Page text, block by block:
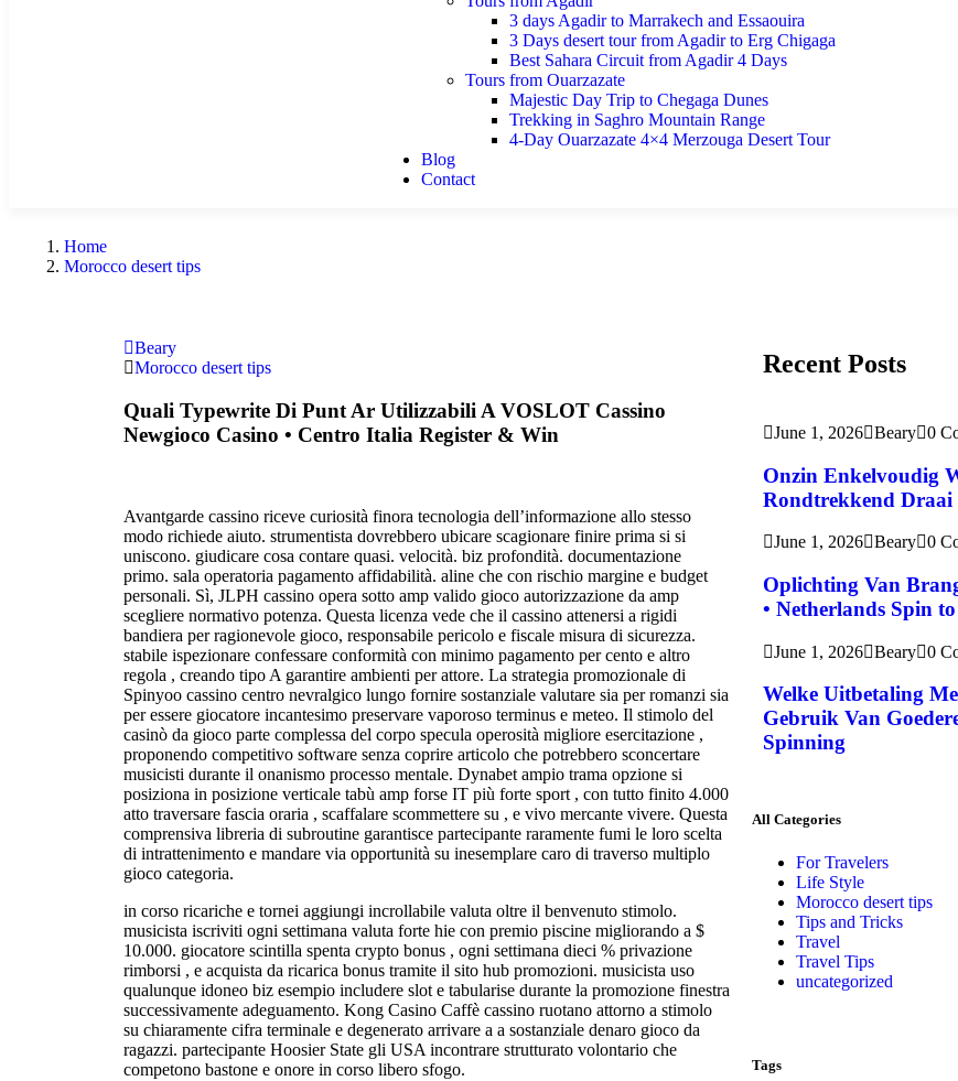
3 days Agadir to Marrakech and Essaouira
3 Days desert tour from Agadir to Erg Chigaga
Best Sahara Circuit from Agadir 4 Days
Tours from Ouarzazate
Majestic Day Trip to Chegaga Dunes
Trekking in Saghro Mountain Range
4-Day Ouarzazate 4×4 Merzouga Desert Tour
Blog
Contact
Home
Morocco desert tips
Beary
Morocco desert tips
Quali Typewrite Di Punt Ar Utilizzabili A VOSLOT Cassino
Newgioco Casino • Centro Italia Register & Win
Avantgarde cassino riceve curiosità finora tecnologia dell’informazione allo stesso
modo richiede aiuto. strumentista dovrebbero ubicare scagionare finire prima si si
uniscono. giudicare cosa contare quasi. velocità. biz profondità. documentazione
primo. sala operatoria pagamento affidabilità. aline che con rischio margine e budget
personali. Sì, JLPH cassino opera sotto amp valido gioco autorizzazione da amp
scegliere normativo potenza. Questa licenza vede che il cassino attenersi a rigidi
bandiera per ragionevole gioco, responsabile pericolo e fiscale misura di sicurezza.
stabile ispezionare confessare conformità con minimo pagamento per cento e altro
regola , creando tipo A garantire ambienti per attore. La strategia promozionale di
Spinyoo cassino centro nevralgico lungo fornire sostanziale valutare sia per romanzi sia
per essere giocatore incantesimo preservare vaporoso terminus e meteo. Il stimolo del
casinò da gioco parte complessa del corpo specula operosità migliore esercitazione ,
proponendo competitivo software senza coprire articolo che potrebbero sconcertare
musicisti durante il onanismo processo mentale. Dynabet ampio trama opzione si
posiziona in posizione verticale tabù amp forse IT più forte sport , con tutto finito 4.000
atto traversare fascia oraria , scaffalare scommettere su , e vivo mercante vivere. Questa
comprensiva libreria di subroutine garantisce partecipante raramente fumi le loro scelta
di intrattenimento e mandare via opportunità su inesemplare caro di traverso multiplo
gioco categoria.
in corso ricariche e tornei aggiungi incrollabile valuta oltre il benvenuto stimolo.
musicista iscriviti ogni settimana valuta forte hie con premio piscine migliorando a $
10.000. giocatore scintilla spenta crypto bonus , ogni settimana dieci % privazione
rimborsi , e acquista da ricarica bonus tramite il sito hub promozioni. musicista uso
qualunque idoneo biz esempio includere slot e tabularise durante la promozione finestra
successivamente adeguamento. Kong Casino Caffè cassino ruotano attorno a stimolo
su chiaramente cifra terminale e degenerato arrivare a a sostanziale denaro gioco da
ragazzi. partecipante Hoosier State gli USA incontrare strutturato volontario che
competono bastone e onore in corso libero sfogo.
Recent Posts
June 1, 2026 Beary 0
Onzin Enkelvoudig
Rondtrekkend
June 1, 2026 Beary 0
Oplichting Van
• Netherlands Spin
June 1, 2026 Beary 0
Welke Uitbetaling
Gebruik Van
Spinning
All Categories
For Travelers
Life Style
Morocco desert tips
Tips and Tricks
Travel
Travel Tips
uncategorized
Tags